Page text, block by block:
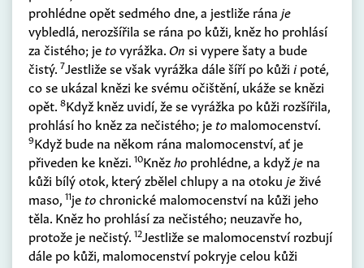
prohlédne opět sedmého dne, a jestliže rána je
vybledlá, nerozšířila se rána po kůži, kněz ho prohlásí
za čistého; je tovyrážka. On si vypere šaty a bude
čistý. 7Jestliže se však vyrážka dále šíří po kůži ipoté,
co se ukázal knězi ke svému očištění, ukáže se knězi
opět. 8Když kněz uvidí, že se vyrážka po kůži rozšířila,
prohlásí ho kněz za nečistého; je to malomocenství.
9Když bude na někom rána malomocenství, ať je
přiveden ke knězi. 10Knězho prohlédne, a kdyžje na
kůži bílý otok, který zbělel chlupy a na otoku ježivé
maso, 11je tochronické malomocenství na kůži jeho
těla. Kněz ho prohlásí za nečistého; neuzavře ho,
protože je nečistý. 12Jestliže se malomocenství rozbují
dále po kůži, malomocenství pokryje celou kůži